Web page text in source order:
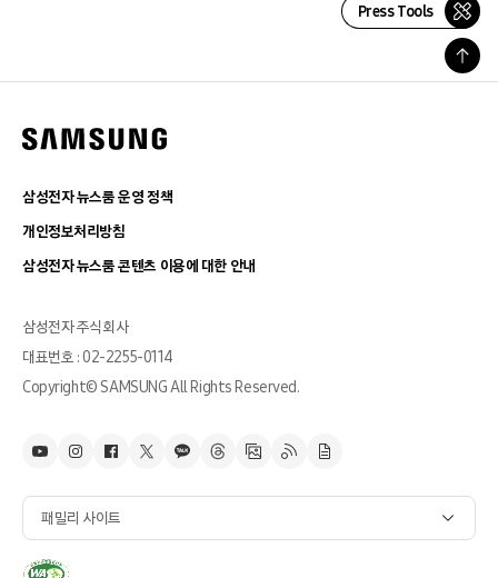
Press Tools
삼성전자 뉴스룸 운영 정책
개인정보처리방침
삼성전자 뉴스룸 콘텐츠 이용에 대한 안내
삼성전자 주식회사
대표번호 : 02-2255-0114
Copyright© SAMSUNG All Rights Reserved.
패밀리 사이트